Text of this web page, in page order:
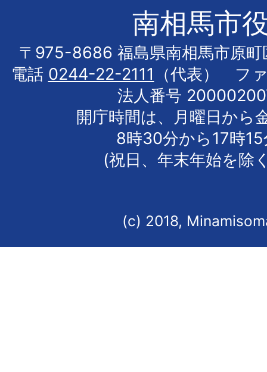
南相馬市
〒975-8686 福島県南相馬市原町
電話 0244-22-2111
（代表） フ
法人番号
開庁時間は、月曜日から
8時30分から17時
(祝日、年末年始を除
(c) 2018,